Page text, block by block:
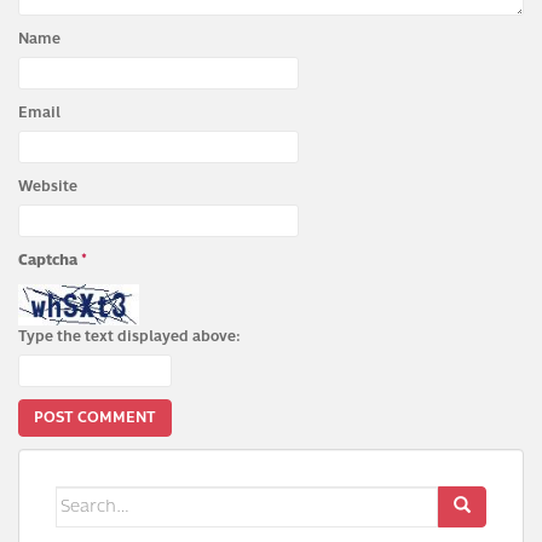
Name
Email
Website
Captcha*
Type the text displayed above:
Search
for: